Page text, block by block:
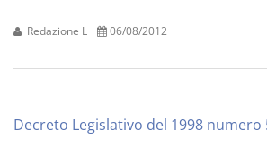
Redazione L 06/08/2012
Decreto Legislativo del 1998 numero